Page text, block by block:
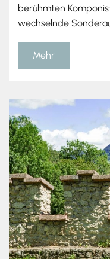
berühmten
wechselnde
Mehr